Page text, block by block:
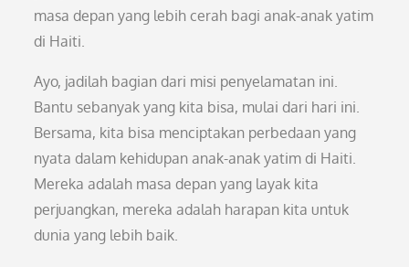
masa depan yang lebih cerah bagi anak-anak yatim
di Haiti.
Ayo, jadilah bagian dari misi penyelamatan ini.
Bantu sebanyak yang kita bisa, mulai dari hari ini.
Bersama, kita bisa menciptakan perbedaan yang
nyata dalam kehidupan anak-anak yatim di Haiti.
Mereka adalah masa depan yang layak kita
perjuangkan, mereka adalah harapan kita untuk
dunia yang lebih baik.